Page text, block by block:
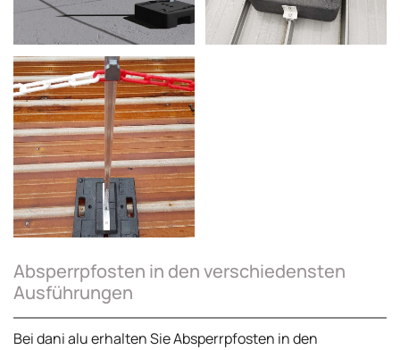
Absperrpfosten in den verschiedensten
Ausführungen
Bei dani alu erhalten Sie Absperrpfosten in den